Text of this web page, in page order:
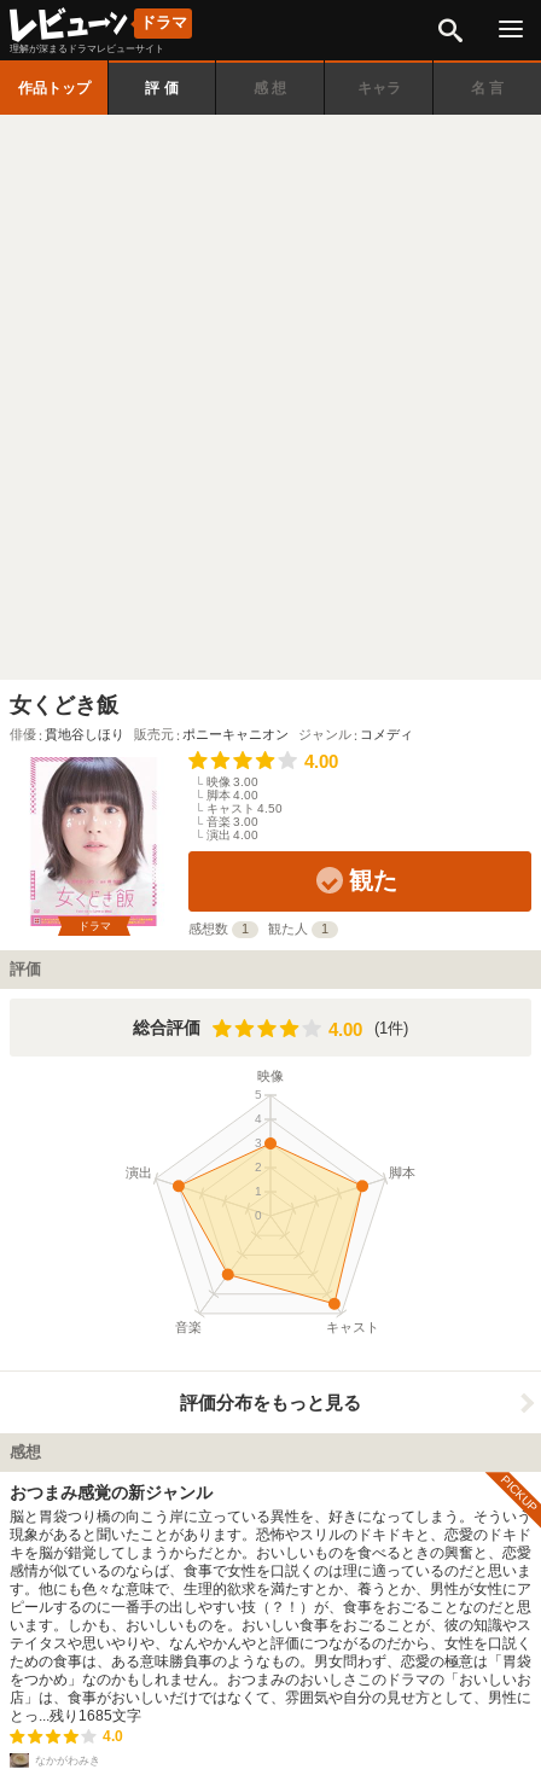
ドラマ
理解が深まるドラマレビューサイト
作品トップ 評価 感想 キャラ 名言
女くどき飯
俳優 貫地谷しほり 販売元 ポニーキャニオン ジャンル コメディ
ドラマ
4.00
映像 3.00
脚本4.00
キャスト 4.50
音楽3.00
演出 4.00
観た
感想数 1 観た人 1
評価
総合評価 4.00
4.00 (1件)
映像
脚本
キャスト
音楽
演出
0
1
2
3
4
5
評価分布をもっと見る
感想
おつまみ感覚の新ジャンル
脳と胃袋つり橋の向こう岸に立っている異性を、好きになってしまう。そういう
現象があると聞いたことがあります。恐怖やスリルのドキドキと、恋愛のドキド
キを脳が錯覚してしまうからだとか。おいしいものを食べるときの興奮と、恋愛
感情が似ているのならば、食事で女性を口説くのは理に適っているのだと思いま
す。他にも色々な意味で、生理的欲求を満たすとか、養うとか、男性が女性にア
ピールするのに一番手の出しやすい技（？！）が、食事をおごることなのだと思
います。しかも、おいしいものを。おいしい食事をおごることが、彼の知識やス
テイタスや思いやりや、なんやかんやと評価につながるのだから、女性を口説く
ための食事は、ある意味勝負事のようなもの。男女問わず、恋愛の極意は「胃袋
をつかめ」なのかもしれません。おつまみのおいしさこのドラマの「おいしいお
店」は、食事がおいしいだけではなくて、雰囲気や自分の見せ方として、男性に
とっ...残り 1685文字
4.0
なかがわみき
PICKUP